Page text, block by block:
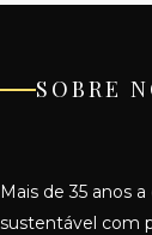
SOBRE
Mais de 35 anos
sustentável com